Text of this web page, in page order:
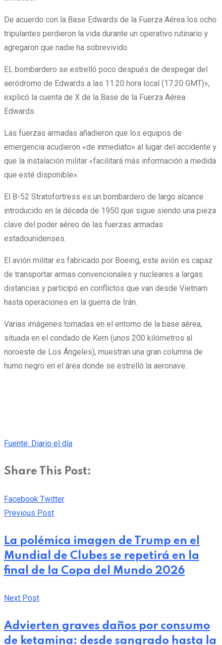
De acuerdo con la Base Edwards de la Fuerza Aérea los ocho
tripulantes perdieron la vida durante un operativo rutinario y
agregaron que nadie ha sobrevivido.
EL bombardero se estrelló poco después de despegar del
aeródromo de Edwards a las 11.20 hora local (17.20 GMT)»,
explicó la cuenta de X de la Base de la Fuerza Aérea
Edwards.
Las fuerzas armadas añadieron que los equipos de
emergencia acudieron «de inmediato» al lugar del accidente y
que la instalación militar «facilitará más información a medida
que esté disponible».
El B-52 Stratofortress es un bombardero de largo alcance
introducido en la década de 1950 que sigue siendo una pieza
clave del poder aéreo de las fuerzas armadas
estadounidenses.
El avión militar es fabricado por Boeing, este avión es capaz
de transportar armas convencionales y nucleares a largas
distancias y participó en conflictos que van desde Vietnam
hasta operaciones en la guerra de Irán.
Varias imágenes tomadas en el entorno de la base aérea,
situada en el condado de Kern (unos 200 kilómetros al
noroeste de Los Ángeles), muestran una gran columna de
humo negro en el área donde se estrelló la aeronave.
Fuente: Diario el día
Share This Post:
Facebook TwitterPinterest
Whatsapp
Cloud
StumbleUpon
Print
Share
Previous Post
La polémica imagen de Trump en el
Mundial de Clubes se repetirá en la
final de la Copa del Mundo 2026
Next Post
Advierten graves daños por consumo
de ketamina: desde sangrado hasta la